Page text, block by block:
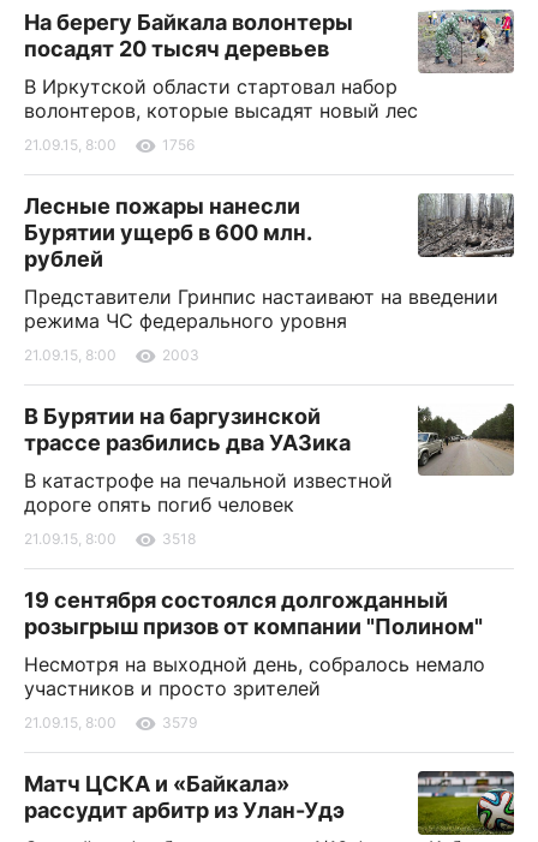
На берегу Байкала волонтеры
посадят 20 тысяч деревьев
В Иркутской области стартовал набор
волонтеров, которые высадят новый лес
21.09.15, 8:00 1756
Лесные пожары нанесли
Бурятии ущерб в 600 млн.
рублей
Представители Гринпис настаивают на введении
режима ЧС федерального уровня
21.09.15, 8:00 2003
В Бурятии на баргузинской
трассе разбились два УАЗика
В катастрофе на печальной известной
дороге опять погиб человек
21.09.15, 8:00 3518
19 сентября состоялся долгожданный
розыгрыш призов от компании "Полином"
Несмотря на выходной день, собралось немало
участников и просто зрителей
21.09.15, 8:00 3579
Матч ЦСКА и «Байкала»
рассудит арбитр из Улан-Удэ